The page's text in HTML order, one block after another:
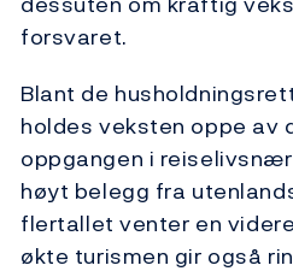
forsvaret.
Blant de
holdes veksten oppe av
oppgangen i
høyt belegg fra
flertallet venter en
økte turismen gir også